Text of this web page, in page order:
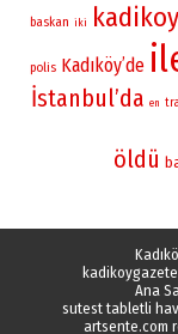
baskan iki
polis Kadıköy’de
İstanbul’da en
öldü
Ana
sutest tabletli
artsente.com